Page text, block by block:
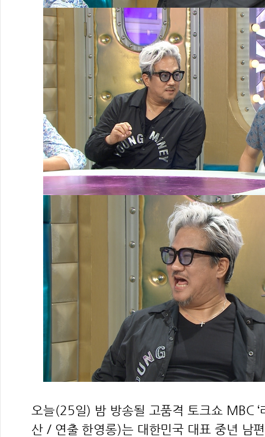
오늘(25일) 밤 방송될 고품격 토크쇼 MBC ‘
산 / 연출 한영롱)는 대한민국 대표 중년 남